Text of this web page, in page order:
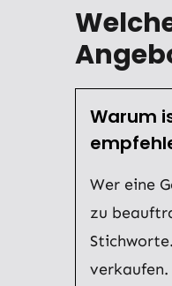
Warum
Wer eine
zu
verkaufen.